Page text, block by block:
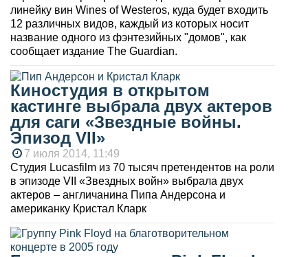
линейку вин Wines of Westeros, куда будет входить
12 различных видов, каждый из которых носит
название одного из фэнтезийных "домов", как
сообщает издание The Guardian.
Киностудия в открытом
кастинге выбрала двух актеров
для саги «Звездные войны.
Эпизод VII»
7 июля 2014, 11:49
Студия Lucasfilm из 70 тысяч претендентов на роли
в эпизоде VII «Звездных войн» выбрала двух
актеров – англичанина Пипа Андерсона и
американку Кристал Кларк